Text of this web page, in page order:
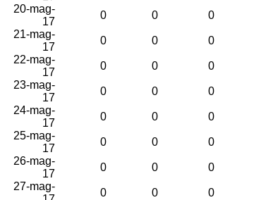
20-mag-
17
0 0 0
21-mag-
17
0 0 0
22-mag-
17
0 0 0
23-mag-
17
0 0 0
24-mag-
17
0 0 0
25-mag-
17
0 0 0
26-mag-
17
0 0 0
27-mag-
0 0 0